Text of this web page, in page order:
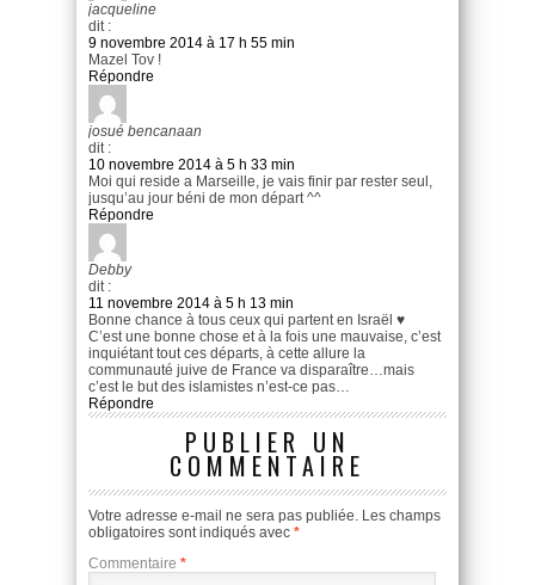
jacqueline
dit :
9 novembre 2014 à 17 h 55 min
Mazel Tov !
Répondre
josué bencanaan
dit :
10 novembre 2014 à 5 h 33 min
Moi qui reside a Marseille, je vais finir par rester seul,
jusqu’au jour béni de mon départ ^^
Répondre
Debby
dit :
11 novembre 2014 à 5 h 13 min
Bonne chance à tous ceux qui partent en Israël ♥
C’est une bonne chose et à la fois une mauvaise, c’est
inquiétant tout ces départs, à cette allure la
communauté juive de France va disparaître…mais
c’est le but des islamistes n’est-ce pas…
Répondre
PUBLIER UN
COMMENTAIRE
Votre adresse e-mail ne sera pas publiée. Les champs
obligatoires sont indiqués avec *
Commentaire *